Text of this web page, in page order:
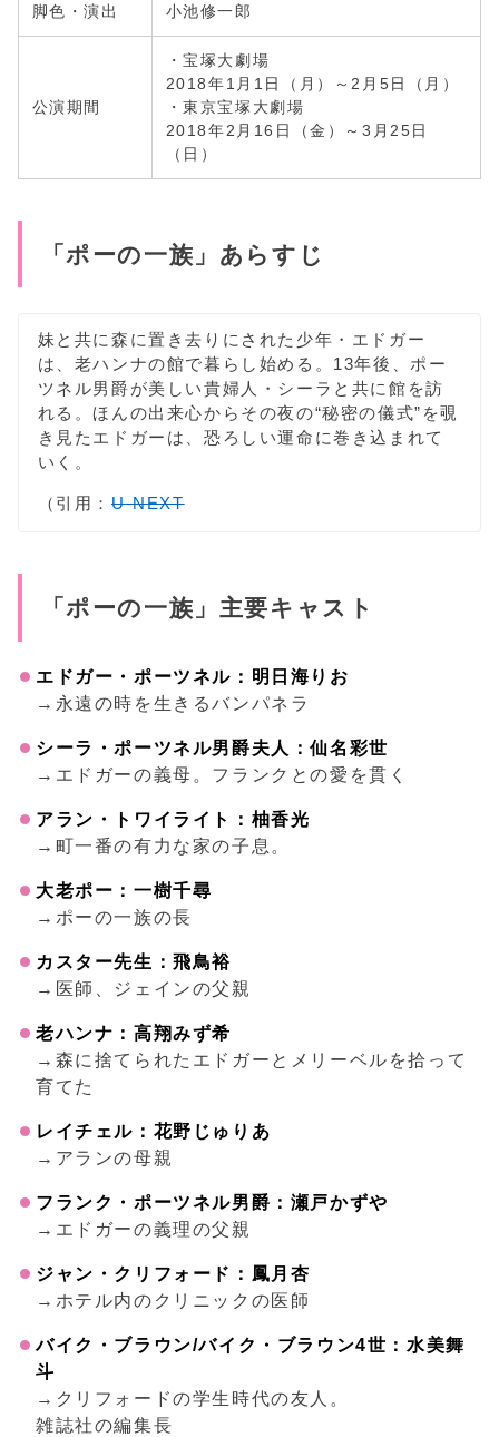
脚色・演出 小池修一郎
公演期間
・宝塚大劇場
2018年1月1日（月）
～ 2月5日（月）
・東京宝塚大劇場
2018年2月16日（金）
～ 3月25日
（日）
「ポーの一族」あらすじ
妹と共に森に置き去りにされた少年・エドガー
は、老ハンナの館で暮らし始める。13年後、ポー
ツネル男爵が美しい貴婦人・シーラと共に館を訪
れる。ほんの出来心からその夜の“秘密の儀式”を覗
き見たエドガーは、恐ろしい運命に巻き込まれて
いく。
（引用：U-NEXT
「ポーの一族」主要キャスト
エドガー・ポーツネル：明日海りお
→永遠の時を生きるバンパネラ
シーラ・ポーツネル男爵夫人：仙名彩世
→エドガーの義母。フランクとの愛を貫く
アラン・トワイライト：柚香光
→町一番の有力な家の子息。
大老ポー：一樹千尋
→ポーの一族の長
カスター先生：飛鳥裕
→医師、ジェインの父親
老ハンナ：高翔みず希
→森に捨てられたエドガーとメリーベルを拾って
育てた
レイチェル：花野じゅりあ
→アランの母親
フランク・ポーツネル男爵：瀬戸かずや
→エドガーの義理の父親
ジャン・クリフォード：鳳月杏
→ホテル内のクリニックの医師
バイク・ブラウン/バイク・ブラウン4世：水美舞
斗
→クリフォードの学生時代の友人。
雑誌社の編集長